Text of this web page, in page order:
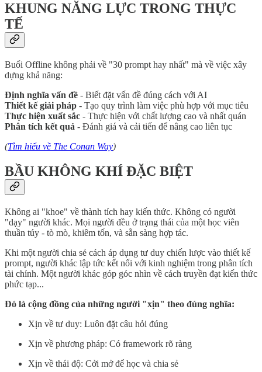
KHUNG NĂNG LỰC TRONG THỰC
TẾ
Buổi Offline không phải về "30 prompt hay nhất" mà về việc xây
dựng khả năng:
Định nghĩa vấn đề - Biết đặt vấn đề đúng cách với AI
Thiết kế giải pháp - Tạo quy trình làm việc phù hợp với mục tiêu
Thực hiện xuất sắc - Thực hiện với chất lượng cao và nhất quán
Phân tích kết quả - Đánh giá và cải tiến để nâng cao liên tục
(Tìm hiểu về The Conan Way)
BẦU KHÔNG KHÍ ĐẶC BIỆT
Không ai "khoe" về thành tích hay kiến thức. Không có người
"dạy" người khác. Mọi người đều ở trạng thái của một học viên
thuần túy - tò mò, khiêm tốn, và sẵn sàng hợp tác.
Khi một người chia sẻ cách áp dụng tư duy chiến lược vào thiết kế
prompt, người khác lập tức kết nối với kinh nghiệm trong phân tích
tài chính. Một người khác góp góc nhìn về cách truyền đạt kiến thức
phức tạp...
Đó là cộng đồng của những người "xịn" theo đúng nghĩa:
Xịn về tư duy: Luôn đặt câu hỏi đúng
Xịn về phương pháp: Có framework rõ ràng
Xịn về thái độ: Cởi mở để học và chia sẻ